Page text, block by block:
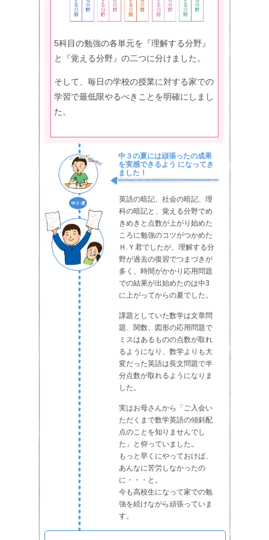
5科目の勉強の各単元を『理解する分野』
と『覚える分野』の二つに分けました。
そして、毎日の学校の授業に対する家での
学習で最低限やるべきことを明確にしまし
た。
中３の夏には頑張ったの成果
を実感できるよう になってき
ました！
英語の暗記、社会の暗記、理
科の暗記と、覚える分野でめ
きめきと点数が上がり始めた
ころに勉強のコツがつかめた
Ｈ.Ｙ君でしたが、理解する分
野が過去の復習でつまづきが
多く、時間がかかり応用問題
での結果が出始めたのは中3
に上がってからの夏でした。
課題としていた数学は文章問
題、関数、図形の応用問題で
ミスはあるものの点数が取れ
るようになり、数学よりも大
変だった英語は長文問題で半
分点数が取れるようになりま
した。
実はお母さんから「ご入会い
ただくまで数学英語の傾斜配
点のことを知りませんでし
た」と仰っていました。
もっと早くにやっておけば、
あんなに苦労しなかったの
に・・・と。
今も高校生になって家での勉
強を続けながら頑張っていま
す。